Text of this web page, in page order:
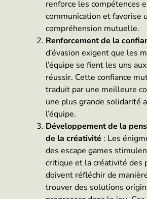
renforce les compétences
communication et favorise
compréhension mutuelle.
Renforcement de la
d’évasion exigent que les
l’équipe se fient les uns
réussir. Cette confiance
traduit par une meilleure
une plus grande solidarité
l’équipe.
Développement de la
de la créativité : Les
des escape games
critique et la créativité des
doivent réfléchir de
trouver des solutions